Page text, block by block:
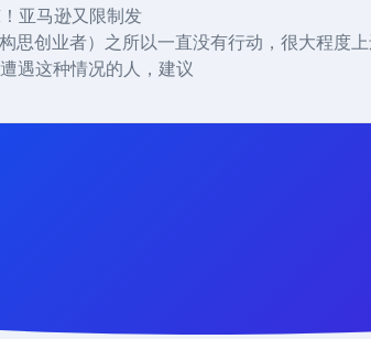
亚马逊又限制发
创业者）之所以一直没有行动，很大程度
遇这种情况的人，建议